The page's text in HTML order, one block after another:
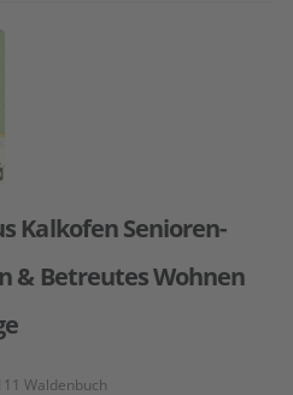
Kalkofen Senioren-
& Betreutes Wohnen
Waldenbuch